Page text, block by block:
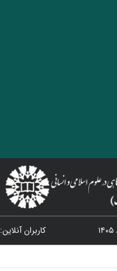
کاربران آنلاین: 23